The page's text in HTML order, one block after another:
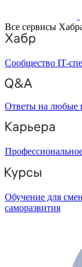
Все сервисы
Сообщество IT-
Ответы на любые
Обучение для
саморазвития